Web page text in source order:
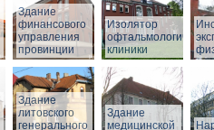
Здание
финансового
управления
провинции
Изолятор
клиники
Здание
литовского
генерального
Здание
медицинской